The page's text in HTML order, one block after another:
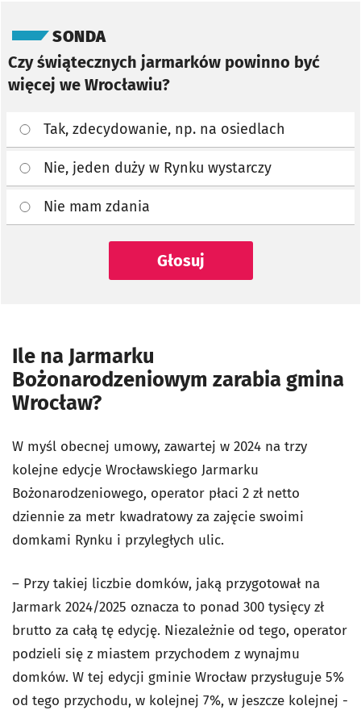
SONDA
Czy świątecznych jarmarków powinno być
więcej we Wrocławiu?
Tak, zdecydowanie, np. na osiedlach
Nie, jeden duży w Rynku wystarczy
Nie mam zdania
Głosuj
Ile na Jarmarku
Bożonarodzeniowym zarabia gmina
Wrocław?
W myśl obecnej umowy, zawartej w 2024 na trzy
kolejne edycje Wrocławskiego Jarmarku
Bożonarodzeniowego, operator płaci 2 zł netto
dziennie za metr kwadratowy za zajęcie swoimi
domkami Rynku i przyległych ulic.
– Przy takiej liczbie domków, jaką przygotował na
Jarmark 2024/2025 oznacza to ponad 300 tysięcy zł
brutto za całą tę edycję. Niezależnie od tego, operator
podzieli się z miastem przychodem z wynajmu
domków. W tej edycji gminie Wrocław przysługuje 5%
od tego przychodu, w kolejnej 7%, w jeszcze kolejnej -